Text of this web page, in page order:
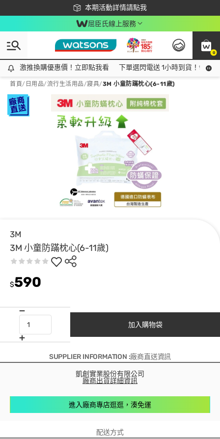
本期活動詳情請點我
下載app最高回饋$350
屈臣氏線上服務
0
激推換購優惠價！立即點我看
激推換購優惠價！立即點我看 下單選閃電送 1小時到貨！領神
首頁/ 日用品/流行生活用品/寢具/3M 小童防蹣枕心(6-11歲)
3M
3M 小童防蹣枕心(6-11歲)
$590
加入購物袋
SUPPLIER INFORMATION :廠商直送資訊
凱創實業股份有限公司
廠商出貨詳細資訊
進入廠商專店逛逛，湊免運
配送方式